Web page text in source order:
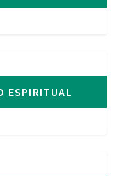
ESPIRITUAL